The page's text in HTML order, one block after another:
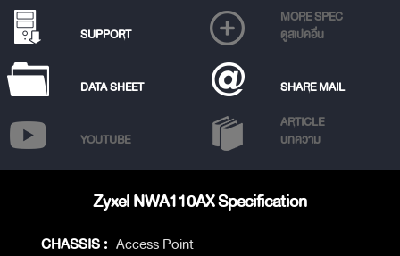
SUPPORT
MORE SPEC
ดูสเปคอื่น
DATA SHEET SHARE MAIL
YOUTUBE
ARTICLE
บทความ
Zyxel NWA110AX Specification
CHASSIS : Access Point